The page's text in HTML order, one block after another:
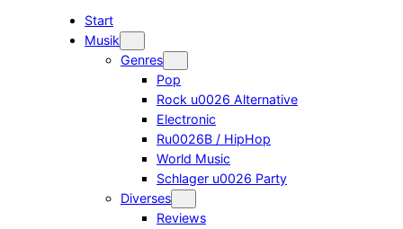
Start
Musik
Genres
Pop
Rock u0026 Alternative
Electronic
Ru0026B / HipHop
World Music
Schlager u0026 Party
Diverses
Reviews